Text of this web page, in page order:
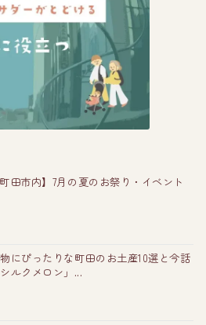
田市内】7月の夏のお祭り・イベント
にぴったりな町田のお土産10選と今話
ルクメロン」...